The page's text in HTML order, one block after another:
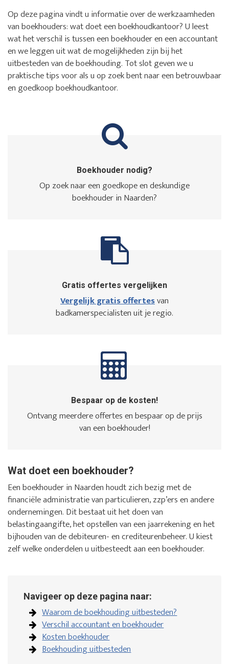
Op deze pagina vindt u informatie over de werkzaamheden
van boekhouders: wat doet een boekhoudkantoor? U leest
wat het verschil is tussen een boekhouder en een accountant
en we leggen uit wat de mogelijkheden zijn bij het
uitbesteden van de boekhouding. Tot slot geven we u
praktische tips voor als u op zoek bent naar een betrouwbaar
en goedkoop boekhoudkantoor.
Boekhouder nodig?
Op zoek naar een goedkope en deskundige
boekhouder in Naarden?
Gratis offertes vergelijken
Vergelijk gratis offertesvan
badkamerspecialisten uit je regio.
Bespaar op de kosten!
Ontvang meerdere offertes en bespaar op de prijs
van een boekhouder!
Wat doet een boekhouder?
Een boekhouder in Naarden houdt zich bezig met de
financiële administratie van particulieren, zzp’ers en andere
ondernemingen. Dit bestaat uit het doen van
belastingaangifte, het opstellen van een jaarrekening en het
bijhouden van de debiteuren- en crediteurenbeheer. U kiest
zelf welke onderdelen u uitbesteedt aan een boekhouder.
Navigeer op deze pagina naar:
Waarom de boekhouding uitbesteden?
Verschil accountant en boekhouder
Kosten boekhouder
Boekhouding uitbesteden